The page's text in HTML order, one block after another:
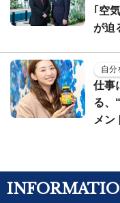
｢空
が迫
自分
仕事
る、
メン